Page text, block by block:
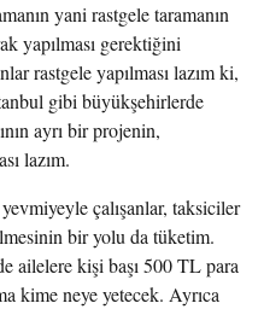
yani rastgele taramanın
yapılması gerektiğini
rastgele yapılması lazım ki,
gibi büyükşehirlerde
ayrı bir projenin,
lazım.
çalışanlar, taksiciler
bir yolu da tüketim.
ailelere kişi başı 500 TL para
kime neye yetecek. Ayrıca